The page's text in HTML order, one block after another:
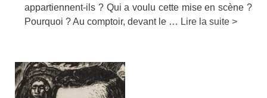
appartiennent-ils ? Qui a voulu cette mise en scène ?
Pourquoi ? Au comptoir, devant le … Lire la suite >